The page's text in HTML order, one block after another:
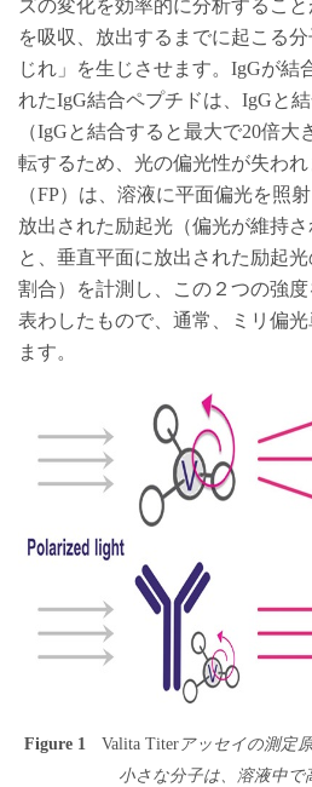
ズの変化を効率的に分析するこ
を吸収、放出するまでに起こる
じれ」を生じさせます。IgGが結
れたIgG結合ペプチドは、IgGと
（IgGと結合すると最大で20倍大
転するため、光の偏光性が失わ
（FP）は、溶液に平面偏光を照
放出された励起光（偏光が維持
と、垂直平面に放出された励起
割合）を計測し、この２つの強
表わしたもので、通常、ミリ偏
ます。
Figure 1 Valita Titer アッセイの測定
小さな分子は、溶液中で